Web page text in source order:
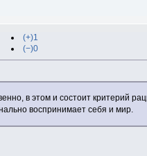
(+)1
(−)0
в этом и состоит критерий
воспринимает себя и мир.